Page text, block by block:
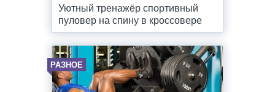
Уютный тренажёр спортивный
пуловер на спину в кроссовере
РАЗНОЕ